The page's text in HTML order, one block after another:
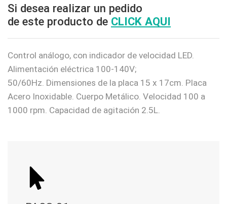
Si desea realizar un pedido
de este producto de CLICK AQUI
Control análogo, con indicador de velocidad LED.
Alimentación eléctrica 100-140V;
50/60Hz. Dimensiones de la placa 15 x 17cm. Placa
Acero Inoxidable. Cuerpo Metálico. Velocidad 100 a
1000 rpm. Capacidad de agitación 2.5L.